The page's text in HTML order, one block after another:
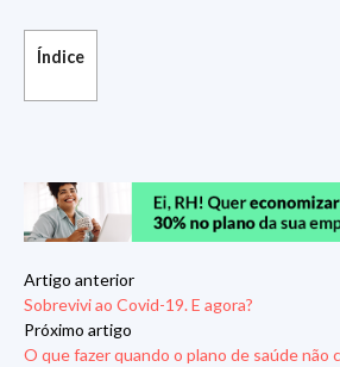
Índice
Artigo anterior
Sobrevivi ao Covid-19. E agora?
Próximo artigo
O que fazer quando o plano de saúde não